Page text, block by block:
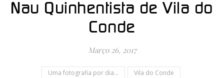
Nau Quinhentista de Vila do
Conde
Março 26, 2017
Uma fotografia por dia... Vila do Conde